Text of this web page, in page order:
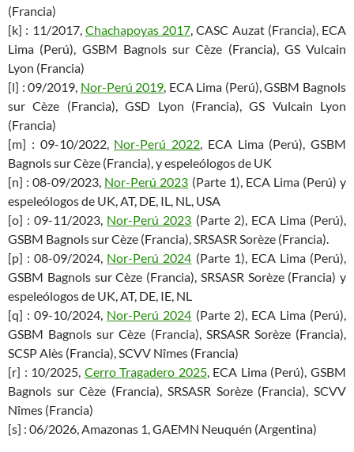
(Francia)
[k] : 11/2017, Chachapoyas 2017, CASC Auzat (Francia), ECA
Lima (Perú), GSBM Bagnols sur Cèze (Francia), GS Vulcain
Lyon (Francia)
[l] : 09/2019, Nor-Perú 2019, ECA Lima (Perú), GSBM Bagnols
sur Cèze (Francia), GSD Lyon (Francia), GS Vulcain Lyon
(Francia)
[m] : 09-10/2022, Nor-Perú 2022, ECA Lima (Perú), GSBM
Bagnols sur Cèze (Francia), y espeleólogos de UK
[n] : 08-09/2023, Nor-Perú 2023 (Parte 1), ECA Lima (Perú) y
espeleólogos de UK, AT, DE, IL, NL, USA
[o] : 09-11/2023, Nor-Perú 2023 (Parte 2), ECA Lima (Perú),
GSBM Bagnols sur Cèze (Francia), SRSASR Sorèze (Francia).
[p] : 08-09/2024, Nor-Perú 2024 (Parte 1), ECA Lima (Perú),
GSBM Bagnols sur Cèze (Francia), SRSASR Sorèze (Francia) y
espeleólogos de UK, AT, DE, IE, NL
[q] : 09-10/2024, Nor-Perú 2024 (Parte 2), ECA Lima (Perú),
GSBM Bagnols sur Cèze (Francia), SRSASR Sorèze (Francia),
SCSP Alès (Francia), SCVV Nîmes (Francia)
[r] : 10/2025, Cerro Tragadero 2025, ECA Lima (Perú), GSBM
Bagnols sur Cèze (Francia), SRSASR Sorèze (Francia), SCVV
Nîmes (Francia)
[s] : 06/2026, Amazonas 1, GAEMN Neuquén (Argentina)